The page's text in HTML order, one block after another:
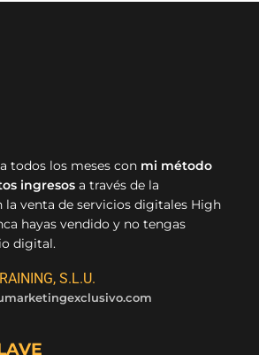
todos los meses con mi método
ingresos a través de la
la venta de servicios digitales High
hayas vendido y no tengas
digital.
S.L.U.